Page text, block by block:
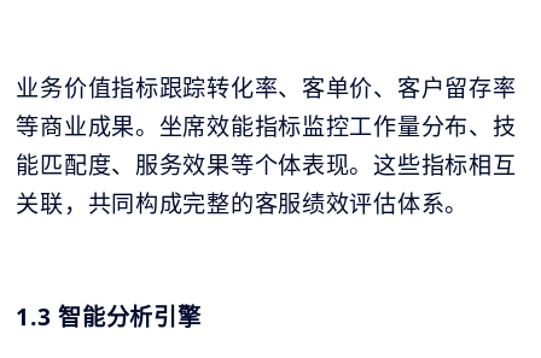
业务价值指标跟踪转化率、客单价、客户留存率
等商业成果。坐席效能指标监控工作量分布、技
能匹配度、服务效果等个体表现。这些指标相互
关联，共同构成完整的客服绩效评估体系。
1.3 智能分析引擎